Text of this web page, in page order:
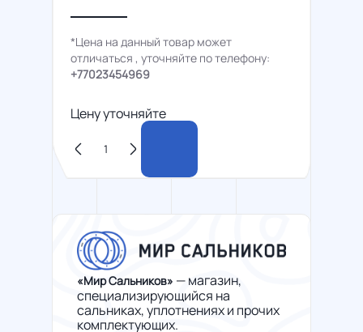
*Цена на данный товар может
отличаться , уточняйте по телефону:
+77023454969
Цену уточняйте
«Мир Сальников» — магазин,
специализирующийся на
сальниках, уплотнениях и прочих
комплектующих.